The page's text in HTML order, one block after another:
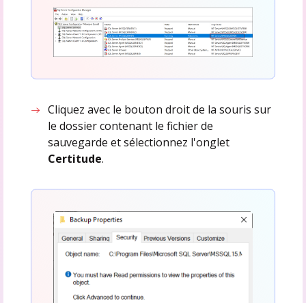
Cliquez avec le bouton droit de la souris sur
le dossier contenant le fichier de
sauvegarde et sélectionnez l'onglet
Certitude.